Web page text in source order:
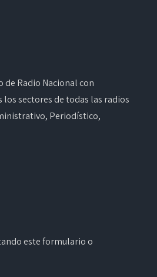
de Radio Nacional con
sectores de todas las radios
Periodístico,
este formularioo